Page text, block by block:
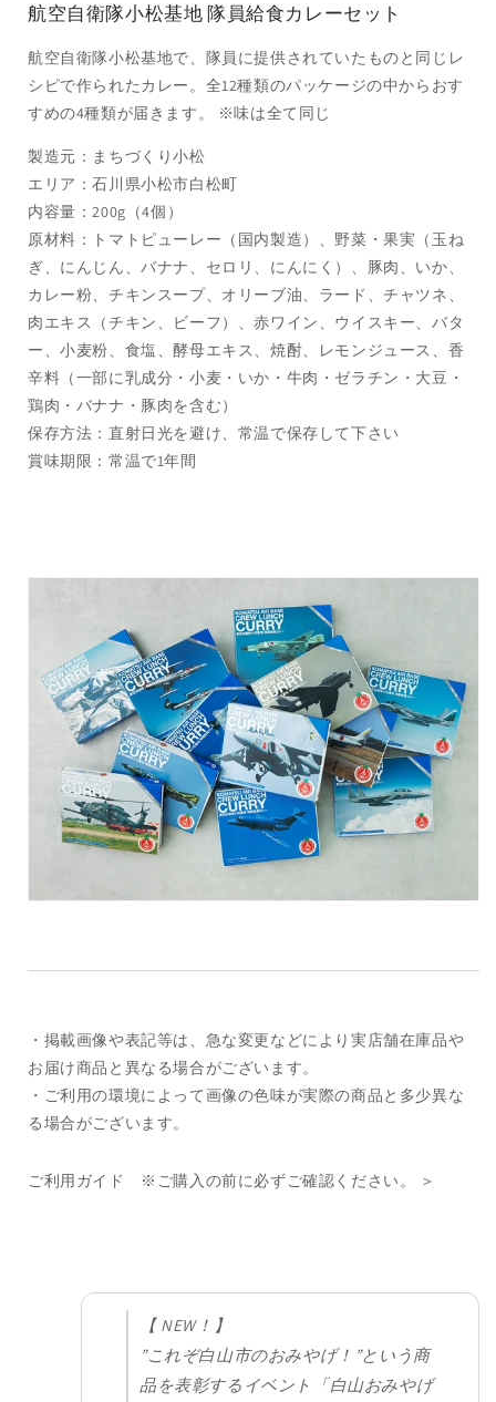
航空自衛隊小松基地 隊員給食カレーセット
航空自衛隊小松基地で、隊員に提供されていたものと同じレ
シピで作られたカレー。全12種類のパッケージの中からおす
すめの4種類が届きます。 ※味は全て同じ
製造元：まちづくり小松
エリア：石川県小松市白松町
内容量：200g（4個）
原材料：トマトピューレー（国内製造）、野菜・果実（玉ね
ぎ、にんじん、バナナ、セロリ、にんにく）、豚肉、いか、
カレー粉、チキンスープ、オリーブ油、ラード、チャツネ、
肉エキス（チキン、ビーフ）、赤ワイン、ウイスキー、バタ
ー、小麦粉、食塩、酵母エキス、焼酎、レモンジュース、香
辛料（一部に乳成分・小麦・いか・牛肉・ゼラチン・大豆・
鶏肉・バナナ・豚肉を含む）
保存方法：直射日光を避け、常温で保存して下さい
賞味期限：常温で1年間
・掲載画像や表記等は、急な変更などにより実店舗在庫品や
お届け商品と異なる場合がございます。
・ご利用の環境によって画像の色味が実際の商品と多少異な
る場合がございます。
ご利用ガイド ※ご購入の前に必ずご確認ください。 ＞
【 NEW！】
”これぞ白山市のおみやげ！”という商
品を表彰するイベント「白山おみやげ